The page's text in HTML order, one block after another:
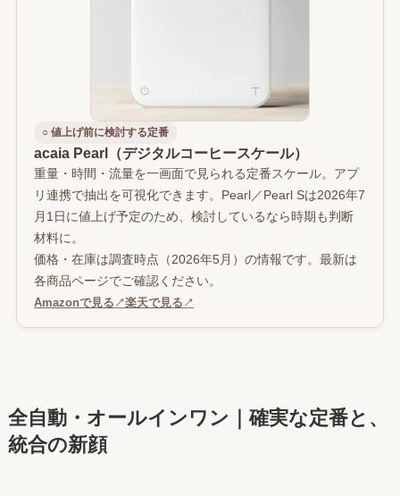
○ 値上げ前に検討する定番
acaia Pearl（デジタルコーヒースケール）
重量・時間・流量を一画面で見られる定番スケール。アプ
リ連携で抽出を可視化できます。Pearl／Pearl Sは2026年7
月1日に値上げ予定のため、検討しているなら時期も判断
材料に。
価格・在庫は調査時点（2026年5月）の情報です。最新は
各商品ページでご確認ください。
Amazonで見る ↗楽天で見る ↗
全自動・オールインワン｜確実な定番と、
統合の新顔